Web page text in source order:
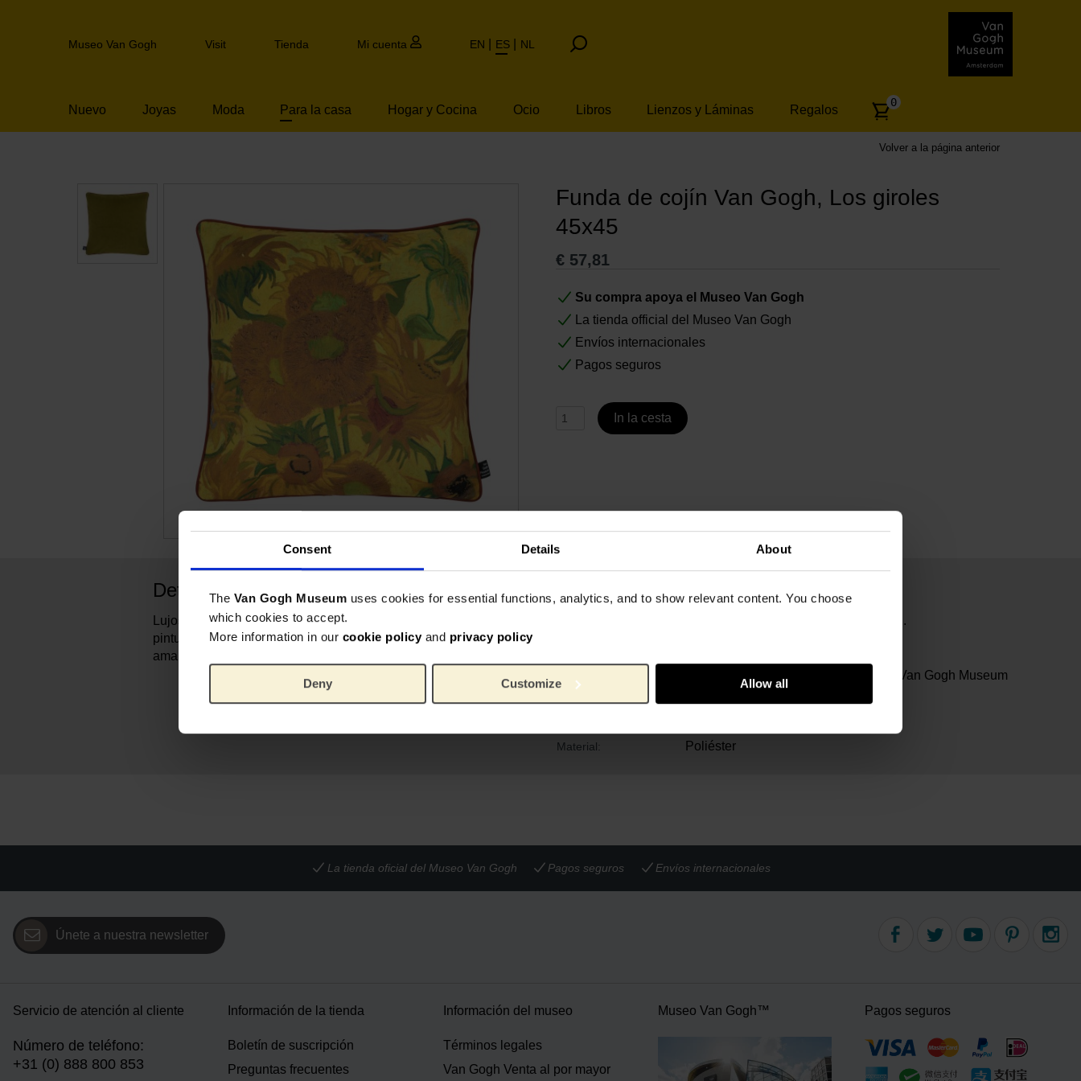
Consent Details About
The Van Gogh Museum uses cookies for essential functions, analytics, and to show relevant content. You choose
which cookies to accept.
More information in our cookie policy and privacy policy
Deny Customize Allow all
to
Header
Museo Van Gogh Visit Tienda Mi cuenta EN ES NL
Nuevo Joyas Moda Para la casa Hogar y Cocina Ocio Libros Lienzos y Láminas Regalos
Number
articles:
0
Volver a la página anterior
Funda de cojín Van Gogh, Los giroles
45x45
€ 57,81
Su compra apoya el Museo Van Gogh
La tienda official del Museo Van Gogh
Envíos internacionales
Pagos seguros
In la cesta
Detalles del producto
Lujosa y suave funda de cojín estampada con detalle de la
pintura los girasoles, de Vincent van Gogh. Los cálidos tonos
amarillos crean un ambiente alegre y colorido en la casa.
Especificaciones
45 x 45 cm. Handmade in The Netherlands by Claudi Design.
Claudi Design specially designed for Van Gogh Museum
Amsterdam
Material: Poliéster
La tienda oficial del Museo Van Gogh Pagos seguros Envíos internacionales
Únete a nuestra newsletter
Servicio de atención al cliente
Número de teléfono:
+31 (0) 888 800 853
Información de la tienda
Boletín de suscripción
Preguntas frecuentes
Información del museo
Términos legales
Van Gogh Venta al por mayor
Museo Van Gogh™ Pagos seguros